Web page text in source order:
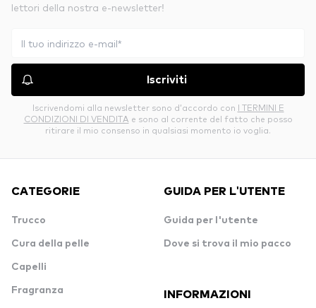
lettori della nostra e-newsletter!
Iscriviti
Iscrivendomi alla newsletter sono d’accordo con I TERMINI E
CONDIZIONI DI VENDITA e sono al corrente del fatto che posso
ritirare il mio consenso in qualsiasi momento io voglia.
CATEGORIE
Trucco
Cura della pelle
Capelli
Fragranza
GUIDA PER L'UTENTE
Guida per l'utente
Dove si trova il mio pacco
INFORMAZIONI